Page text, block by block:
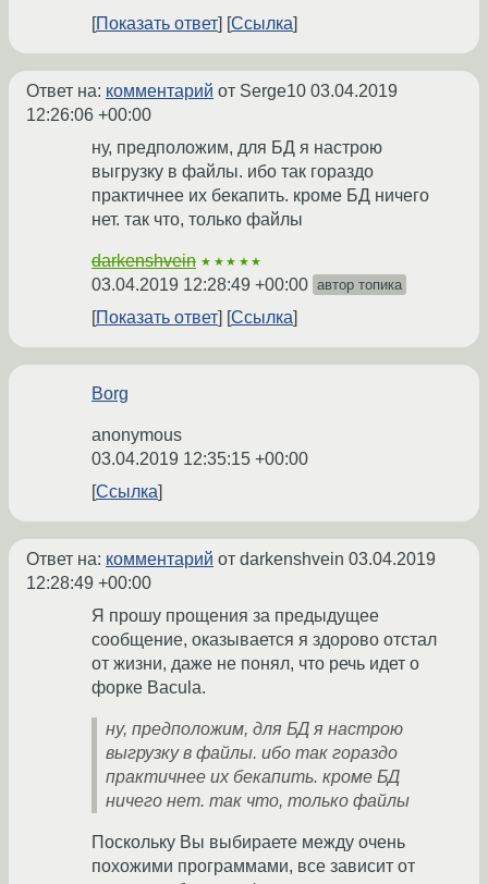
Показать ответ
Ссылка
Ответ на: комментарий от Serge10 03.04.2019
12:26:06 +00:00
ну, предположим, для БД я настрою
выгрузку в файлы. ибо так гораздо
практичнее их бекапить. кроме БД ничего
нет. так что, только файлы
darkenshvein ★★★★★
03.04.2019 12:28:49 +00:00 автор топика
Показать ответ Ссылка
Borg
anonymous
03.04.2019 12:35:15 +00:00
Ссылка
Ответ на: комментарий от darkenshvein 03.04.2019
12:28:49 +00:00
Я прошу прощения за предыдущее
сообщение, оказывается я здорово отстал
от жизни, даже не понял, что речь идет о
форке Bacula.
ну, предположим, для БД я настрою
выгрузку в файлы. ибо так гораздо
практичнее их бекапить. кроме БД
ничего нет. так что, только файлы
Поскольку Вы выбираете между очень
похожими программами, все зависит от